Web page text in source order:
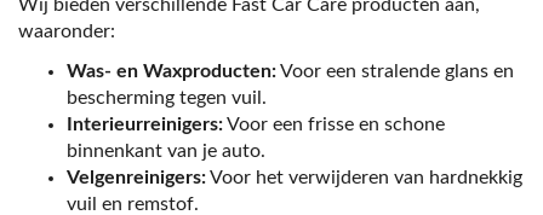
Wij bieden verschillende Fast Car Care producten aan,
waaronder:
Was- en Waxproducten:Voor een stralende glans en
bescherming tegen vuil.
Interieurreinigers:Voor een frisse en schone
binnenkant van je auto.
Velgenreinigers:Voor het verwijderen van hardnekkig
vuil en remstof.